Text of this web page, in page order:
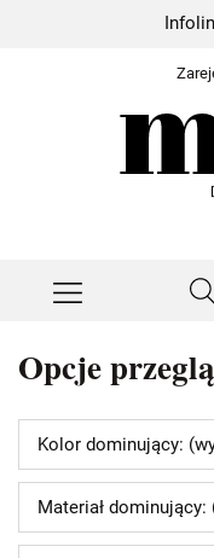
Opcje
Kolor dominujący:
Materiał dominujący: